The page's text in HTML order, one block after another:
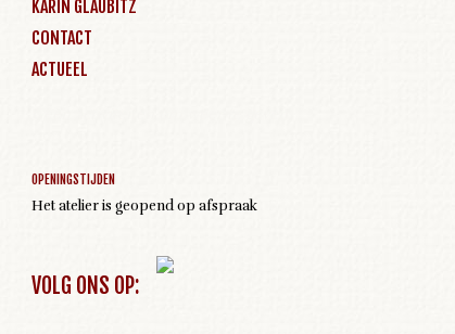
KARIN GLAUBITZ
CONTACT
ACTUEEL
OPENINGSTIJDEN
Het atelier is geopend op afspraak
VOLG ONS OP: